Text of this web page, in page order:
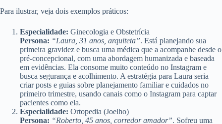
Para ilustrar, veja dois exemplos práticos:
Especialidade: Ginecologia e Obstetrícia
Persona: “Laura, 31 anos, arquiteta”. Está planejando sua
primeira gravidez e busca uma médica que a acompanhe desde o
pré-concepcional, com uma abordagem humanizada e baseada
em evidências. Ela consome muito conteúdo no Instagram e
busca segurança e acolhimento. A estratégia para Laura seria
criar posts e guias sobre planejamento familiar e cuidados no
primeiro trimestre, usando canais como o Instagram para captar
pacientes como ela.
Especialidade: Ortopedia (Joelho)
Persona: “Roberto, 45 anos, corredor amador”. Sofreu uma